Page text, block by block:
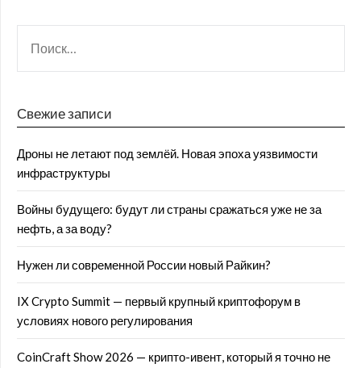
Свежие записи
Дроны не летают под землёй. Новая эпоха уязвимости
инфраструктуры
Войны будущего: будут ли страны сражаться уже не за
нефть, а за воду?
Нужен ли современной России новый Райкин?
IX Crypto Summit — первый крупный криптофорум в
условиях нового регулирования
CoinCraft Show 2026 — крипто-ивент, который я точно не